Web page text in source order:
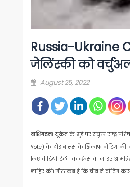
Russia-Ukraine
जेलिंस्की को
Posted
August 25, 2022
वाशिंगटन। यूक्रेन के मुद्दे पर संयुक्त राष्ट्र
Vote) के दौरान रूस के खिलाफ वोटिंग की।
लिए वीडियो टेली-कॅान्फ्रेंस के जरिए
जाहिर की। गौरतलब है कि चीन ने वोटिंग